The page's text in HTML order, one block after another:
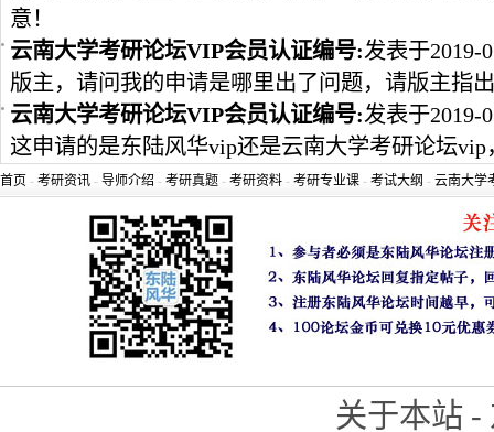
意！
云南大学考研论坛VIP会员认证编号:发表于2019-
版主，请问我的申请是哪里出了问题，请版主指
云南大学考研论坛VIP会员认证编号:发表于2019-
这申请的是东陆风华vip还是云南大学考研论坛
首页 - 考研资讯 - 导师介绍 - 考研真题 - 考研资料 - 考研专业课 - 考试大纲 - 云南大学
关于本站 -